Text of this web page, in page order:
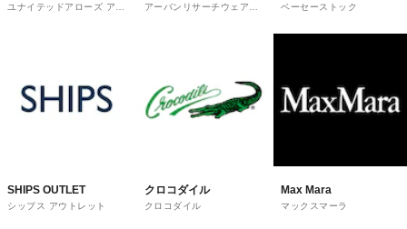
OUTLET
ユナイテッドアローズ アウ
ware house
アーバンリサーチウェアハ
ベーセーストック
SHIPS OUTLET
シップス アウトレット
クロコダイル
クロコダイル
Max Mara
マックスマーラ